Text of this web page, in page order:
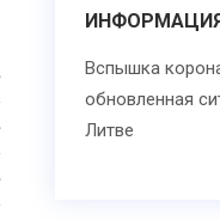
ИНФОРМАЦИЯ
Вспышка
обновленная
Литве